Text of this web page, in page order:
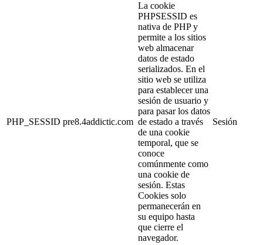
PHP_SESSID pre8.4addictic.com
La cookie
PHPSESSID es
nativa de PHP y
permite a los sitios
web almacenar
datos de estado
serializados. En el
sitio web se utiliza
para establecer una
sesión de usuario y
para pasar los datos
de estado a través
de una cookie
temporal, que se
conoce
comúnmente como
una cookie de
sesión. Estas
Cookies solo
permanecerán en
su equipo hasta
que cierre el
navegador.
Sesión